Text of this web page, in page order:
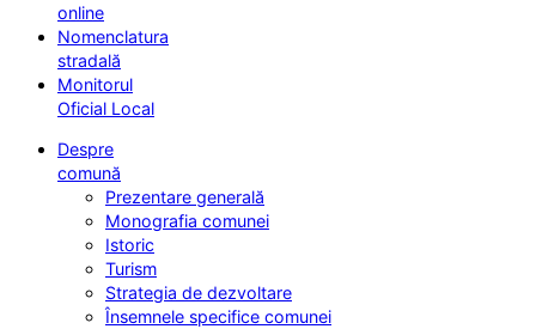
online
Nomenclatura
stradală
Monitorul
Oficial Local
Despre
comună
Prezentare generală
Monografia comunei
Istoric
Turism
Strategia de dezvoltare
Însemnele specifice comunei